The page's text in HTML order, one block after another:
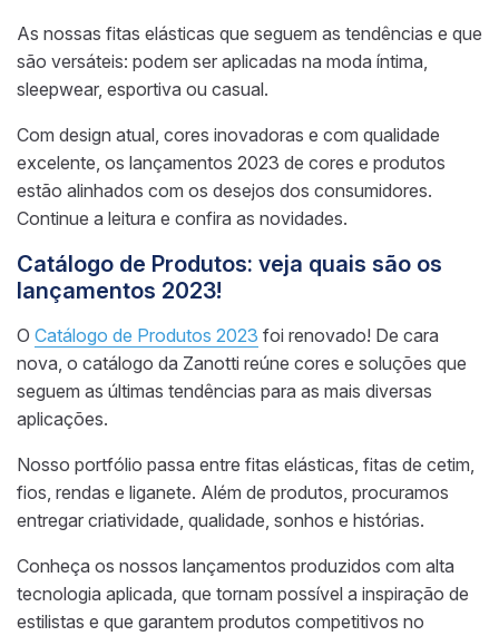
As nossas fitas elásticas que seguem as tendências e que
são versáteis: podem ser aplicadas na moda íntima,
sleepwear, esportiva ou casual.
Com design atual, cores inovadoras e com qualidade
excelente, os lançamentos 2023 de cores e produtos
estão alinhados com os desejos dos consumidores.
Continue a leitura e confira as novidades.
Catálogo de Produtos: veja quais são os
lançamentos 2023!
O Catálogo de Produtos 2023 foi renovado! De cara
nova, o catálogo da Zanotti reúne cores e soluções que
seguem as últimas tendências para as mais diversas
aplicações.
Nosso portfólio passa entre fitas elásticas, fitas de cetim,
fios, rendas e liganete. Além de produtos, procuramos
entregar criatividade, qualidade, sonhos e histórias.
Conheça os nossos lançamentos produzidos com alta
tecnologia aplicada, que tornam possível a inspiração de
estilistas e que garantem produtos competitivos no